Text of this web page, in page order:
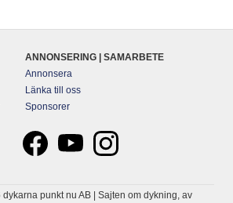
ANNONSERING | SAMARBETE
Annonsera
Länka till oss
Sponsorer
punkt nu AB | Sajten om dykning, av